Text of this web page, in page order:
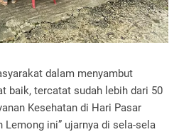
dalam menyambut
baik, tercatat sudah lebih dari 50
Kesehatan di Hari Pasar
ini” ujarnya di sela-sela